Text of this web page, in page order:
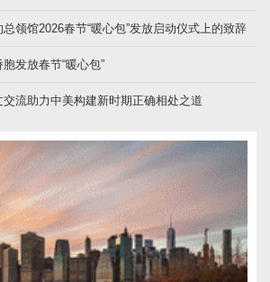
领馆2026春节“暖心包”发放启动仪式上的致辞
发放春节“暖心包”
流助力中美构建新时期正确相处之道